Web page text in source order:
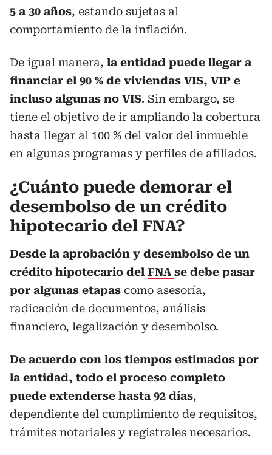
5 a 30 años, estando sujetas al
comportamiento de la inflación.
De igual manera, la entidad puede llegar a
financiar el 90 % de viviendas VIS, VIP e
incluso algunas no VIS. Sin embargo, se
tiene el objetivo de ir ampliando la cobertura
hasta llegar al 100 % del valor del inmueble
en algunas programas y perfiles de afiliados.
¿Cuánto puede demorar el
desembolso de un crédito
hipotecario del FNA?
Desde la aprobación y desembolso de un
crédito hipotecario del FNA se debe pasar
por algunas etapas como asesoría,
radicación de documentos, análisis
financiero, legalización y desembolso.
De acuerdo con los tiempos estimados por
la entidad, todo el proceso completo
puede extenderse hasta 92 días,
dependiente del cumplimiento de requisitos,
trámites notariales y registrales necesarios.